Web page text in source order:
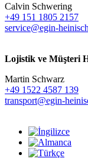
Calvin Schwering
+49 151 1805 2157
service@egin-
Lojistik ve Müşteri
Martin Schwarz
+49 1522 4587 139
transport@egin-